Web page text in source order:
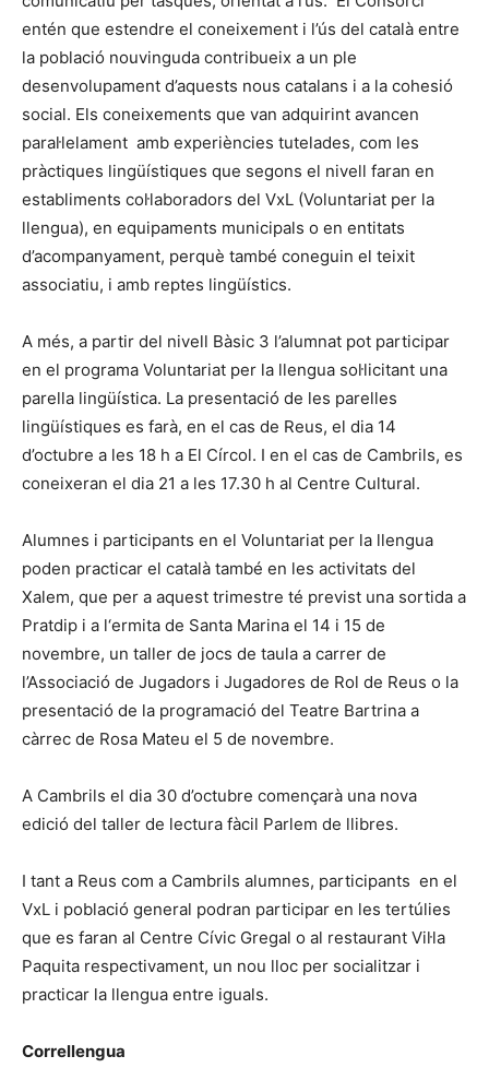
entén que estendre el coneixement i l’ús del català entre
la població nouvinguda contribueix a un ple
desenvolupament d’aquests nous catalans i a la cohesió
social. Els coneixements que van adquirint avancen
paral·lelament amb experiències tutelades, com les
pràctiques lingüístiques que segons el nivell faran en
establiments col·laboradors del VxL (Voluntariat per la
llengua), en equipaments municipals o en entitats
d’acompanyament, perquè també coneguin el teixit
associatiu, i amb reptes lingüístics.
A més, a partir del nivell Bàsic 3 l’alumnat pot participar
en el programa Voluntariat per la llengua sol·licitant una
parella lingüística. La presentació de les parelles
lingüístiques es farà, en el cas de Reus, el dia 14
d’octubre a les 18 h a El Círcol. I en el cas de Cambrils, es
coneixeran el dia 21 a les 17.30 h al Centre Cultural.
Alumnes i participants en el Voluntariat per la llengua
poden practicar el català també en les activitats del
Xalem, que per a aquest trimestre té previst una sortida a
Pratdip i a l‘ermita de Santa Marina el 14 i 15 de
novembre, un taller de jocs de taula a carrer de
l’Associació de Jugadors i Jugadores de Rol de Reus o la
presentació de la programació del Teatre Bartrina a
càrrec de Rosa Mateu el 5 de novembre.
A Cambrils el dia 30 d’octubre començarà una nova
edició del taller de lectura fàcil Parlem de llibres.
I tant a Reus com a Cambrils alumnes, participants en el
VxL i població general podran participar en les tertúlies
que es faran al Centre Cívic Gregal o al restaurant Vil·la
Paquita respectivament, un nou lloc per socialitzar i
practicar la llengua entre iguals.
Correllengua